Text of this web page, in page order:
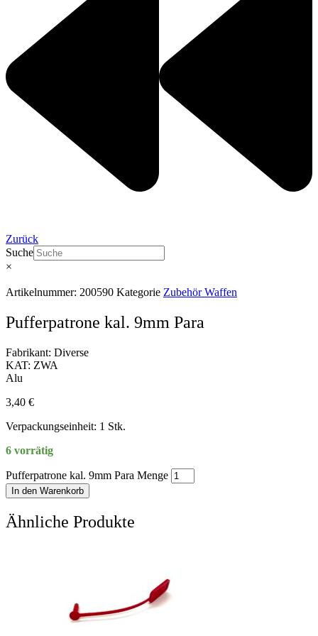
Zurück
Suche
×
Artikelnummer: 200590 Kategorie Zubehör Waffen
Pufferpatrone kal. 9mm Para
Fabrikant: Diverse
KAT: ZWA
Alu
3,40 €
Verpackungseinheit: 1 Stk.
6 vorrätig
Pufferpatrone kal. 9mm Para Menge
In den Warenkorb
Ähnliche Produkte